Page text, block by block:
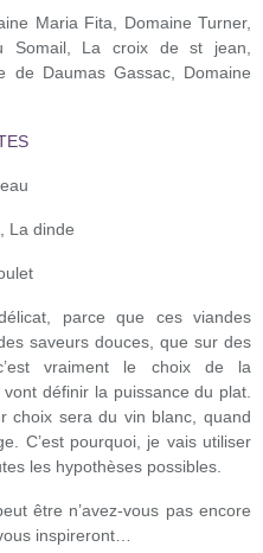
Maria Fita, Domaine Turner,
Somail, La croix de st jean,
de Daumas Gassac, Domaine
La dinde
parce que ces viandes
saveurs douces, que sur des
vraiment le choix de la
définir la puissance du plat.
choix sera du vin blanc, quand
C’est pourquoi, je vais utiliser
les hypothèses possibles.
être n’avez-vous pas encore
inspireront…